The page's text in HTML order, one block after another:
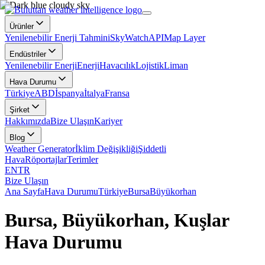
Ürünler
Yenilenebilir Enerji TahminiSkyWatchAPIMap Layer
Endüstriler
Yenilenebilir EnerjiEnerjiHavacılıkLojistikLiman
Hava Durumu
TürkiyeABDİspanyaİtalyaFransa
Şirket
HakkımızdaBize UlaşınKariyer
Blog
Weather Generatorİklim DeğişikliğiŞiddetli
HavaRöportajlarTerimler
ENTR
Bize Ulaşın
Ana SayfaHava DurumuTürkiyeBursaBüyükorhan
Bursa, Büyükorhan, Kuşlar
Hava Durumu